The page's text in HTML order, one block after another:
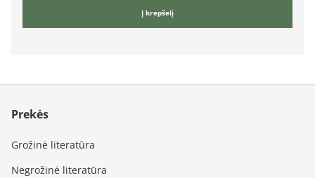
Į krepšelį
Prekės
Grožinė literatūra
Negrožinė literatūra